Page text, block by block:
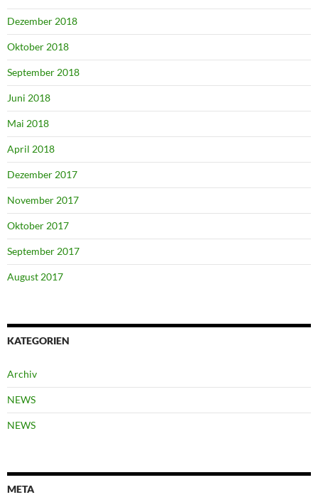
Dezember 2018
Oktober 2018
September 2018
Juni 2018
Mai 2018
April 2018
Dezember 2017
November 2017
Oktober 2017
September 2017
August 2017
KATEGORIEN
Archiv
NEWS
NEWS
META